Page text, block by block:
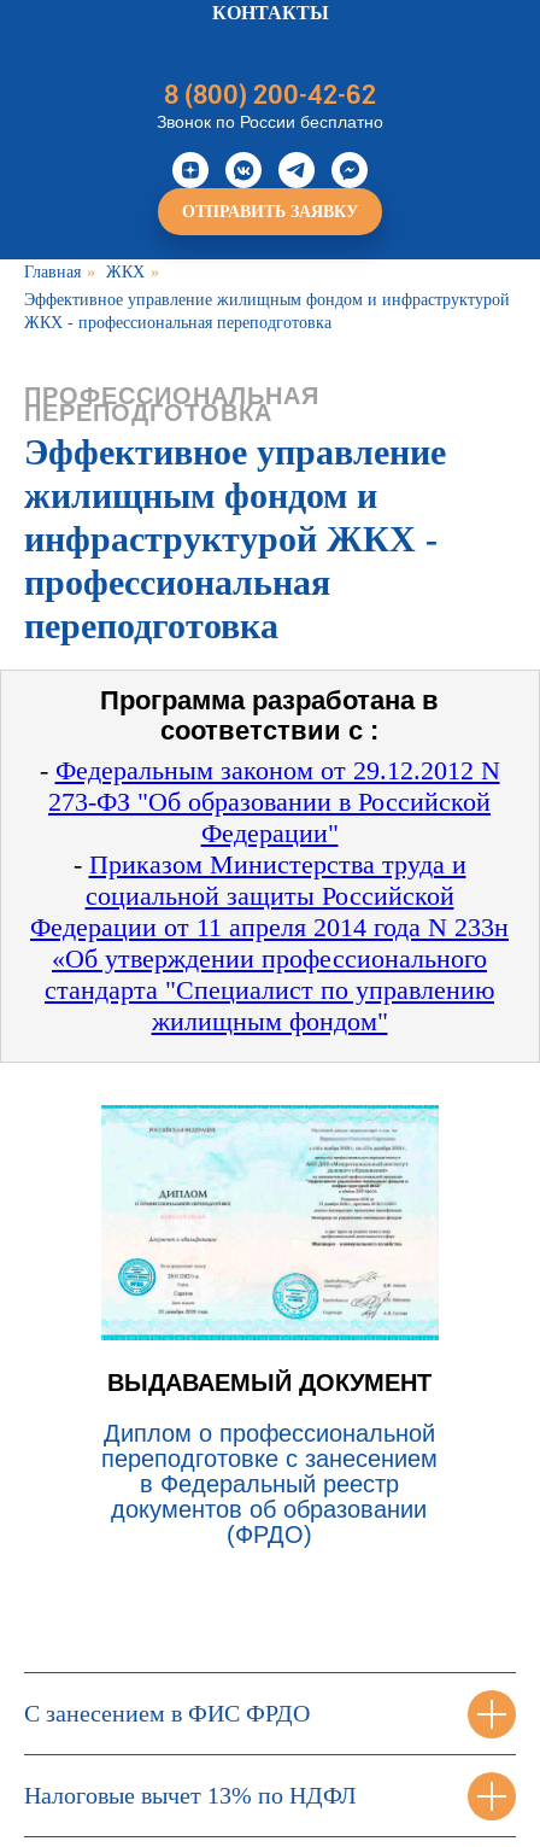
КОНТАКТЫ
8 (800) 200-42-62
Звонок по России бесплатно
ОТПРАВИТЬ ЗАЯВКУ
Главная » ЖКХ »
Эффективное управление жилищным фондом и инфраструктурой
ЖКХ - профессиональная переподготовка
ПРОФЕССИОНАЛЬНАЯ
ПЕРЕПОДГОТОВКА
Эффективное управление
жилищным фондом и
инфраструктурой ЖКХ -
профессиональная
переподготовка
Программа разработана в
соответствии с :
- Федеральным законом от 29.12.2012 N
273-ФЗ "Об образовании в Российской
Федерации"
- Приказом Министерства труда и
социальной защиты Российской
Федерации от 11 апреля 2014 года N 233н
«Об утверждении профессионального
стандарта "Специалист по управлению
жилищным фондом"
ВЫДАВАЕМЫЙ ДОКУМЕНТ
Диплом о профессиональной
переподготовке с занесением
в Федеральный реестр
документов об образовании
(ФРДО)
С занесением в ФИС ФРДО
Налоговые вычет 13% по НДФЛ